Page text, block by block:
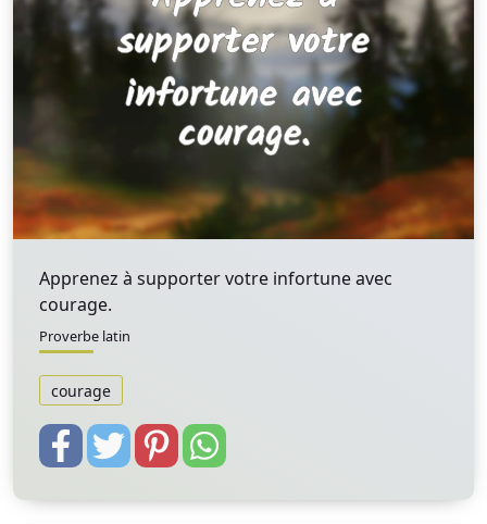
Apprenez à supporter votre infortune avec
courage.
Proverbe latin
courage